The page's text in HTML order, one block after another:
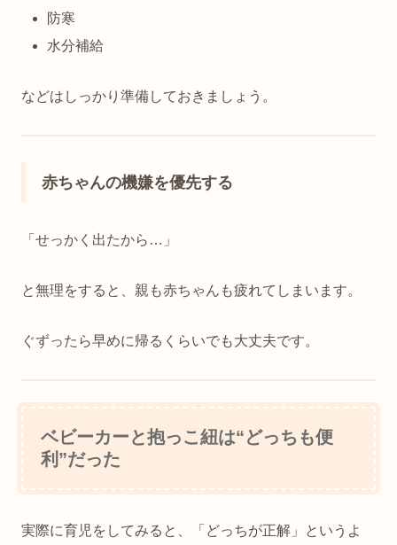
防寒
水分補給
などはしっかり準備しておきましょう。
赤ちゃんの機嫌を優先する
「せっかく出たから…」
と無理をすると、親も赤ちゃんも疲れてしまいます。
ぐずったら早めに帰るくらいでも大丈夫です。
ベビーカーと抱っこ紐は“どっちも便
利”だった
実際に育児をしてみると、「どっちが正解」というよ